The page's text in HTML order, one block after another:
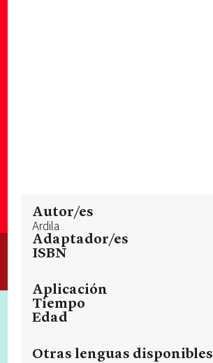
Autor/es
Ardila
Adaptador/es
ISBN
Aplicación
Tiempo
Edad
Otras lenguas disponibles